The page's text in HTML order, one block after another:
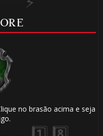
no brasão acima e seja